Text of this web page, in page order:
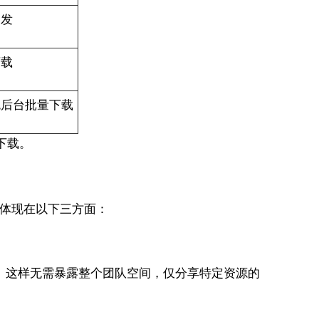
台批量下载
。
现在以下三方面：
样无需暴露整个团队空间，仅分享特定资源的